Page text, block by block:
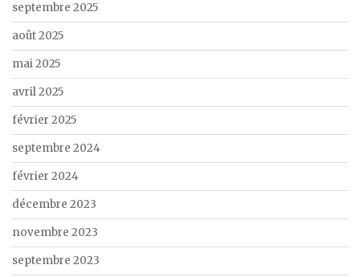
septembre 2025
août 2025
mai 2025
avril 2025
février 2025
septembre 2024
février 2024
décembre 2023
novembre 2023
septembre 2023